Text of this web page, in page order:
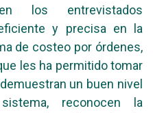
los entrevistados
y precisa en la
de costeo por órdenes,
les ha permitido tomar
un buen nivel
reconocen la